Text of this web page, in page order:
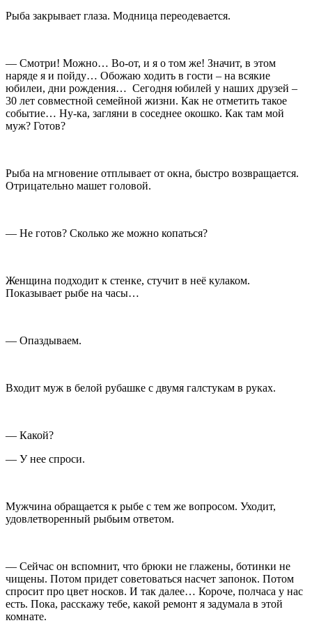
Рыба закрывает глаза. Модница переодевается.
— Смотри! Можно… Во-от, и я о том же! Значит, в этом
наряде я и пойду… Обожаю ходить в гости – на всякие
юбилеи, дни рождения… Сегодня юбилей у наших друзей –
30 лет совместной семейной жизни. Как не отметить такое
событие… Ну-ка, загляни в соседнее окошко. Как там мой
муж? Готов?
Рыба на мгновение отплывает от окна, быстро возвращается.
Отрицательно машет головой.
— Не готов? Сколько же можно копаться?
Женщина подходит к стенке, стучит в неё кулаком.
Показывает рыбе на часы…
— Опаздываем.
Входит муж в белой рубашке с двумя галстукам в руках.
— Какой?
— У нее спроси.
Мужчина обращается к рыбе с тем же вопросом. Уходит,
удовлетворенный рыбьим ответом.
— Сейчас он вспомнит, что брюки не глажены, ботинки не
чищены. Потом придет советоваться насчет запонок. Потом
спросит про цвет носков. И так далее… Короче, полчаса у нас
есть. Пока, расскажу тебе, какой ремонт я задумала в этой
комнате.